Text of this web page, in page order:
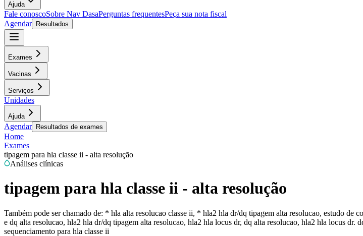
Ajuda
Fale conoscoSobre Nav DasaPerguntas frequentesPeça sua nota fiscal
Agendar
Resultados
Exames
Vacinas
Serviços
Unidades
Ajuda
Agendar Resultados de exames
Home
Exames
tipagem para hla classe ii - alta resolução
Análises clínicas
tipagem para hla classe ii - alta resolução
Também pode ser chamado de: * hla alta resolucao classe ii, * hla2 hla dr/dq tipagem alta resolucao, estudo de
e dq alta resolucao, hla2 hla dr/dq tipagem alta resolucao, hla2 hla locus dr, dq alta resolucao, hla2 hla locus dr.
sequenciamento para hla classe ii